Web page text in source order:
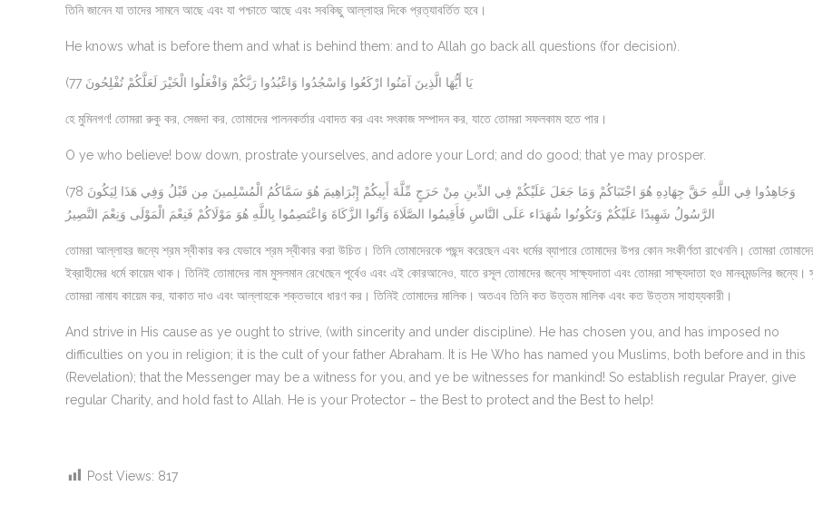
তিনি জানেন যা তাদের সামনে আছে এবং যা পশ্চাতে আছে এবং সবকিছু আল্লাহর দিকে প্রত্যাবর্তিত হবে।
He knows what is before them and what is behind them: and to Allah go back all questions (for decision).
(77 يَا أَيُّهَا الَّذِينَ آمَنُوا ارْكَعُوا وَاسْجُدُوا وَاعْبُدُوا رَبَّكُمْ وَافْعَلُوا الْخَيْرَ لَعَلَّكُمْ تُفْلِحُونَ
হে মুমিনগণ! তোমরা রুকু কর, সেজদা কর, তোমাদের পালনকর্তার এবাদত কর এবং সৎকাজ সম্পাদন কর, যাতে তোমরা সফলকাম হতে পার।
O ye who believe! bow down, prostrate yourselves, and adore your Lord; and do good; that ye may prosper.
(78 وَجَاهِدُوا فِي اللَّهِ حَقَّ جِهَادِهِ هُوَ اجْتَبَاكُمْ وَمَا جَعَلَ عَلَيْكُمْ فِي الدِّينِ مِنْ حَرَجٍ مِّلَّةَ أَبِيكُمْ إِبْرَاهِيمَ هُوَ سَمَّاكُمُ الْمُسْلِمينَ مِن قَبْلُ وَفِي هَذَا لِيَكُونَ
الرَّسُولُ شَهِيدًا عَلَيْكُمْ وَتَكُونُوا شُهَدَاء عَلَى النَّاسِ فَأَقِيمُوا الصَّلَاةَ وَآتُوا الزَّكَاةَ وَاعْتَصِمُوا بِاللَّهِ هُوَ مَوْلَاكُمْ فَنِعْمَ الْمَوْلَى وَنِعْمَ النَّصِيرُ
তোমরা আল্লাহর জন্যে শ্রম স্বীকার কর যেভাবে শ্রম স্বীকার করা উচিত। তিনি তোমাদেরকে পছন্দ করেছেন এবং ধর্মের ব্যাপারে তোমাদের উপর কোন সংকীর্ণতা রাখেননি। তোমরা
ইব্রাহীমের ধর্মে কায়েম থাক। তিনিই তোমাদের নাম মুসলমান রেখেছেন পূর্বেও এবং এই কোরআনেও, যাতে রসূল তোমাদের জন্যে সাক্ষ্যদাতা এবং তোমরা সাক্ষ্যদাতা হও মানবমন্ডলির জন্যে।
তোমরা নামায কায়েম কর, যাকাত দাও এবং আল্লাহকে শক্তভাবে ধারণ কর। তিনিই তোমাদের মালিক। অতএব তিনি কত উত্তম মালিক এবং কত উত্তম সাহায্যকারী।
And strive in His cause as ye ought to strive, (with sincerity and under discipline). He has chosen you, and has imposed no
difficulties on you in religion; it is the cult of your father Abraham. It is He Who has named you Muslims, both before and in this
(Revelation); that the Messenger may be a witness for you, and ye be witnesses for mankind! So establish regular Prayer, give
regular Charity, and hold fast to Allah. He is your Protector – the Best to protect and the Best to help!
Post Views: 817